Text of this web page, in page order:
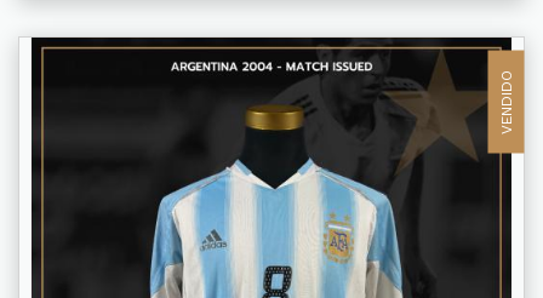
VENDIDO